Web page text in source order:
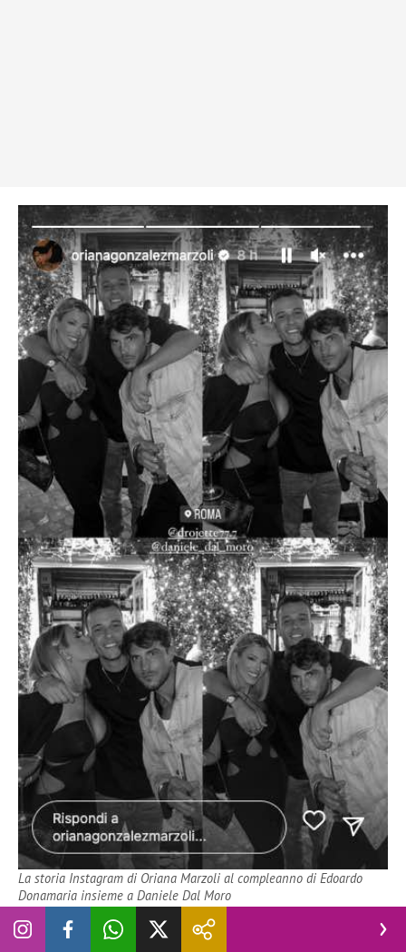
La storia Instagram di Oriana Marzoli al compleanno di Edoardo
Donamaria insieme a Daniele Dal Moro
A questo punto in molti si chiedono se effettivamente tra